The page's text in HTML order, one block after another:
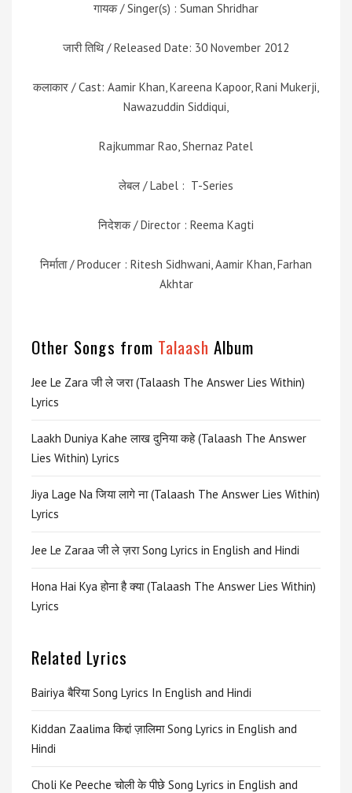
गायक / Singer(s) : Suman Shridhar
जारी तिथि / Released Date: 30 November 2012
कलाकार / Cast: Aamir Khan, Kareena Kapoor, Rani Mukerji,
Nawazuddin Siddiqui,
Rajkummar Rao, Shernaz Patel
लेबल / Label : T-Series
निदेशक / Director : Reema Kagti
निर्माता / Producer : Ritesh Sidhwani, Aamir Khan, Farhan
Akhtar
Other Songs from Talaash Album
Jee Le Zara जी ले जरा (Talaash The Answer Lies Within)
Lyrics
Laakh Duniya Kahe लाख दुनिया कहे (Talaash The Answer
Lies Within) Lyrics
Jiya Lage Na जिया लागे ना (Talaash The Answer Lies Within)
Lyrics
Jee Le Zaraa जी ले ज़रा Song Lyrics in English and Hindi
Hona Hai Kya होना है क्या (Talaash The Answer Lies Within)
Lyrics
Related Lyrics
Bairiya बैरिया Song Lyrics In English and Hindi
Kiddan Zaalima किद्दां ज़ालिमा Song Lyrics in English and
Hindi
Choli Ke Peeche चोली के पीछे Song Lyrics in English and